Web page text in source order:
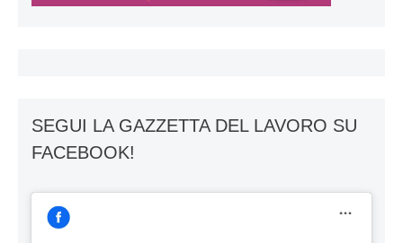
SEGUI LA GAZZETTA DEL LAVORO SU
FACEBOOK!